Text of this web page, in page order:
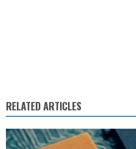
RELATED ARTICLES